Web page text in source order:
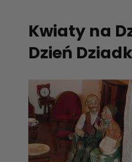
Kwiaty na
Dzień